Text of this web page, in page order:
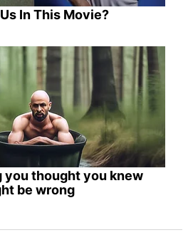
In This Movie?
thought you knew
be wrong